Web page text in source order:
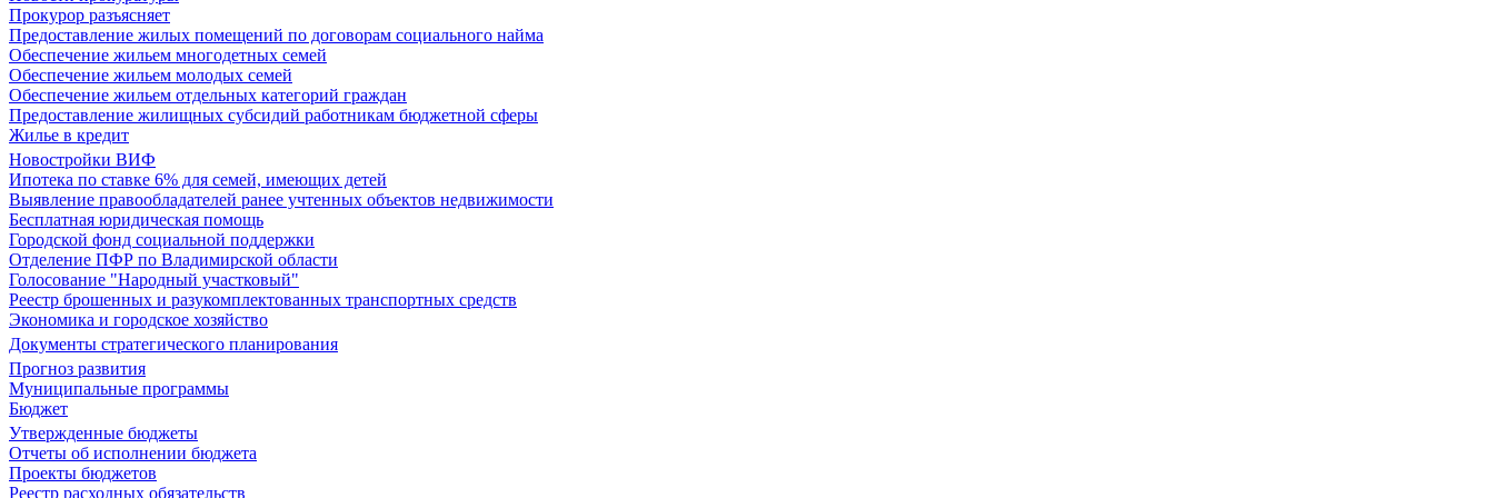
Прокурор разъясняет
Предоставление жилых помещений по договорам социального найма
Обеспечение жильем многодетных семей
Обеспечение жильем молодых семей
Обеспечение жильем отдельных категорий граждан
Предоставление жилищных субсидий работникам бюджетной сферы
Жилье в кредит
Новостройки ВИФ
Ипотека по ставке 6% для семей, имеющих детей
Выявление правообладателей ранее учтенных объектов недвижимости
Бесплатная юридическая помощь
Городской фонд социальной поддержки
Отделение ПФР по Владимирской области
Голосование "Народный участковый"
Реестр брошенных и разукомплектованных транспортных средств
Экономика и городское хозяйство
Документы стратегического планирования
Прогноз развития
Муниципальные программы
Бюджет
Утвержденные бюджеты
Отчеты об исполнении бюджета
Проекты бюджетов
Реестр расходных обязательств